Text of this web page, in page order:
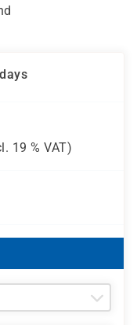
19 % VAT)